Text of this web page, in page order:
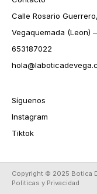
Calle Rosario
Vegaquemada (Leon)
653187022
Síguenos
Instagram
Tiktok
Copyright © 2025 Botica
Politicas y Privacidad